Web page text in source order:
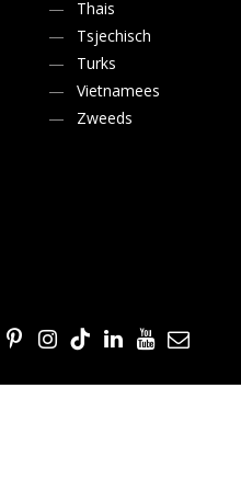
Thais
Tsjechisch
Turks
Vietnamees
Zweeds